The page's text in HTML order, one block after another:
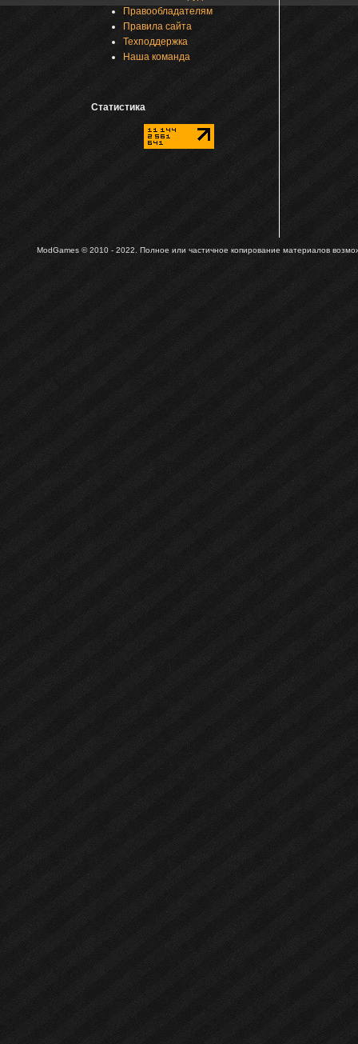
Правообладателям
Правила сайта
Техподдержка
Наша команда
Статистика
ModGames © 2010 - 2022. Полное или частичное копирование материалов